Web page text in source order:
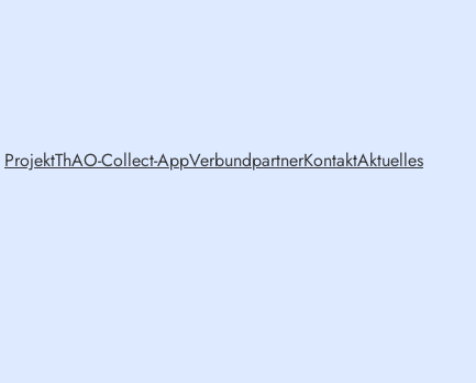
ProjektThAO-Collect-AppVerbundpartnerKontaktAktuelles